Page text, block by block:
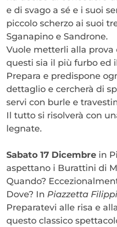
e di svago a sé e i suoi
piccolo scherzo ai suoi
Sganapino e Sandrone.
Vuole metterli alla prova
questi sia il più furbo ed
Prepara e predispone
dettaglio e cercherà di
servi con burle e
Il tutto si risolverà con
legnate.
Sabato 17 Dicembre in
aspettano i Burattini di
Quando?
Dove? In Piazzetta
Preparatevi alle risa e
questo classico